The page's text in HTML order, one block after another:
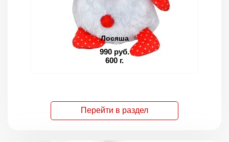
Лосяша
990 руб.
600 г.
Перейти в раздел